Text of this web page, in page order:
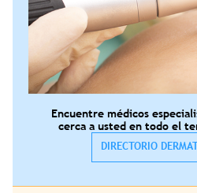
Encuentre médicos
cerca a usted en todo el
DIRECTORIO